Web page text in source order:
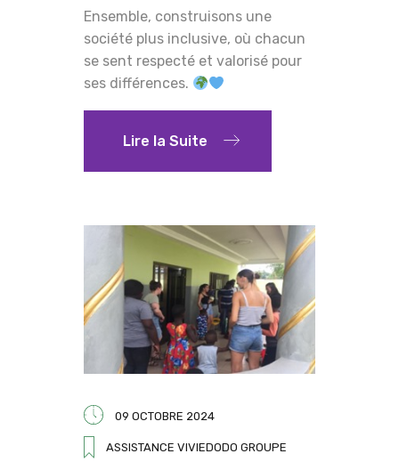
Ensemble, construisons une
société plus inclusive, où chacun
se sent respecté et valorisé pour
ses différences.
Lire la Suite
09 OCTOBRE 2024
ASSISTANCE VIVIEDODO GROUPE